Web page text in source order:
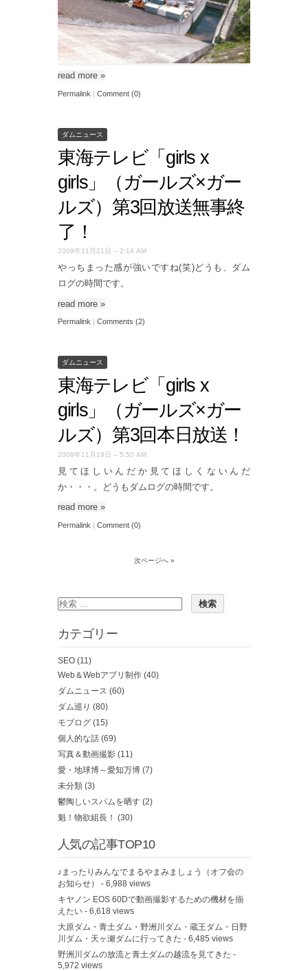
read more »
Permalink | Comment (0)
ダムニュース
東海テレビ「girls x
girls」（ガールズ×ガー
ルズ）第3回放送無事終
了！
2009年11月21日 – 2:14 AM
やっちまった感が強いですね(笑)どうも、ダム
ログの時間です。
read more »
Permalink Comments (2)
ダムニュース
東海テレビ「girls x
girls」（ガールズ×ガー
ルズ）第3回本日放送！
2009年11月18日 – 5:50 AM
見てほしいんだか見てほしくないんだ
か・・・。どうもダムログの時間です。
read more »
Permalink | Comment (0)
次ページへ »
カテゴリー
SEO (11)
Web＆Webアプリ制作 (40)
ダムニュース (60)
ダム巡り (80)
モブログ (15)
個人的な話 (69)
写真＆動画撮影 (11)
愛・地球博～愛知万博 (7)
未分類 (3)
鬱陶しいスパムを晒す (2)
魁！物欲組長！ (30)
人気の記事TOP10
♪まったりみんなでまるやまみましょう（オフ会の
お知らせ）
- 6,988 views
キヤノン EOS 60Dで動画撮影するための機材を揃
えたい - 6,618 views
大原ダム・青土ダム・野洲川ダム・蔵王ダム・日野
川ダム・天ヶ瀬ダムに行ってきた - 6,485 views
野洲川ダムの放流と青土ダムの越流を見てきた -
5,972 views